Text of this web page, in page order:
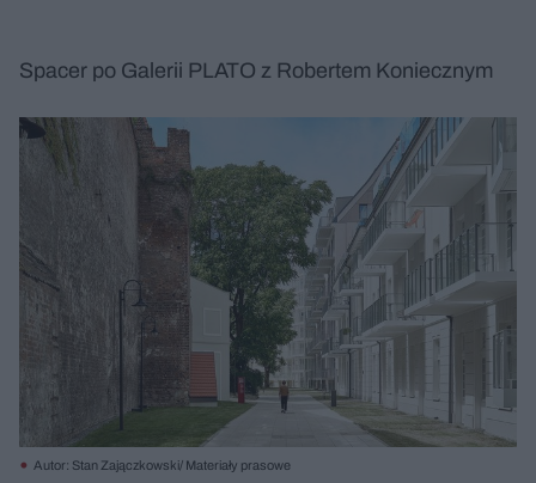
Spacer po Galerii PLATO z Robertem Koniecznym
Autor: Stan Zajączkowski/ Materiały prasowe